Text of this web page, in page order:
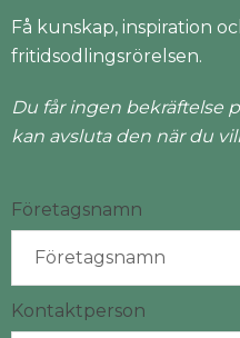
Få kunskap, inspiration
fritidsodlingsrörelsen.
Du får ingen bekräftelse
kan avsluta den när du
Företagsnamn
Kontaktperson